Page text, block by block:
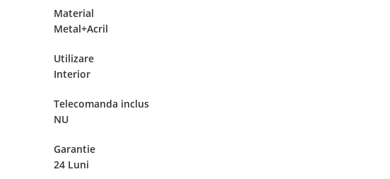
Material
Metal+Acril
Utilizare
Interior
Telecomanda inclus
NU
Garantie
24 Luni